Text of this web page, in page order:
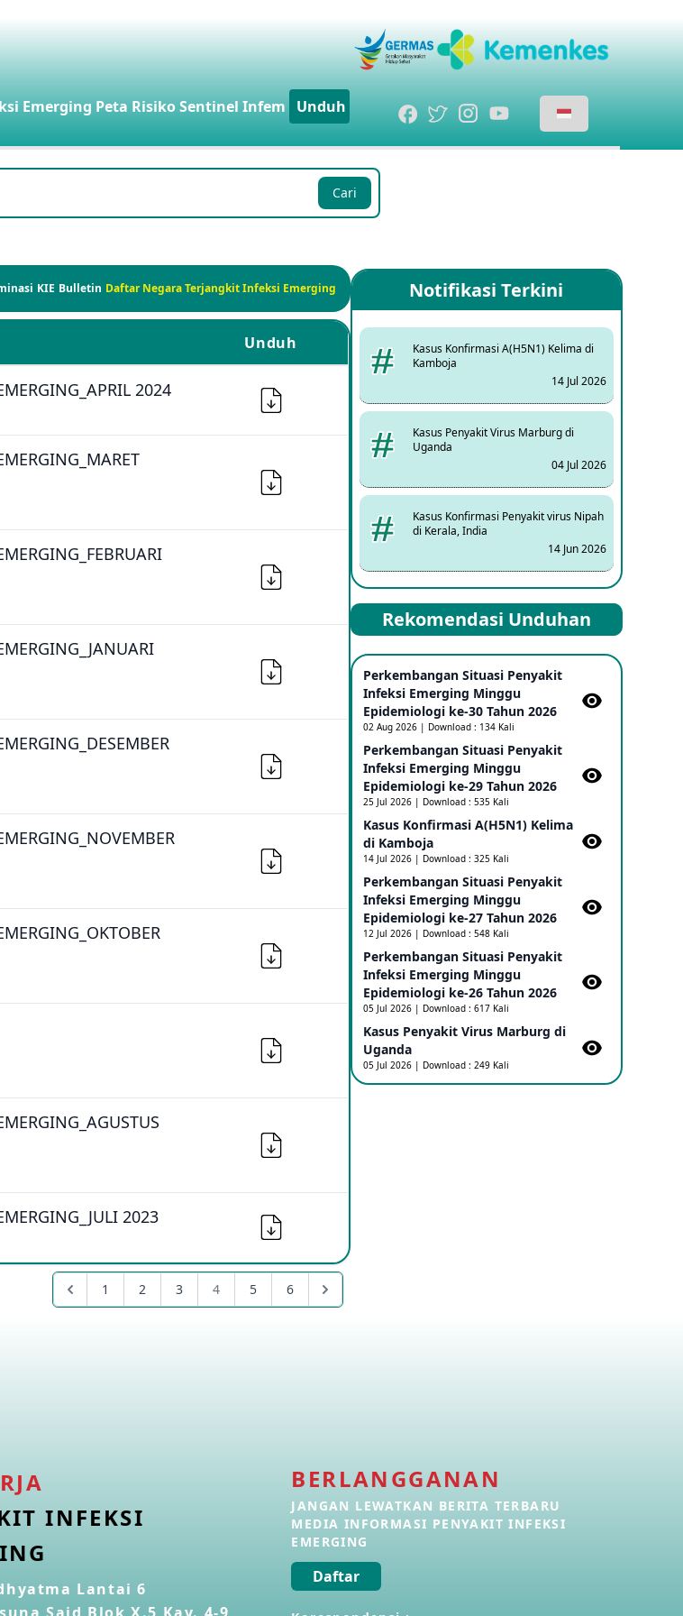
Emerging Peta RisikoSentinel Infem Unduh
Cari
KIE Bulletin Daftar Negara Terjangkit Infeksi Emerging
Unduh
2024
2023
1 2 3 4 5 6
Notifikasi Terkini
Kasus Konfirmasi A(H5N1) Kelima di
Kamboja
14 Jul 2026
Kasus Penyakit Virus Marburg di
Uganda
04 Jul 2026
Kasus Konfirmasi Penyakit virus Nipah
di Kerala, India
14 Jun 2026
Kasus Dicurigai Penyakit virus Nipah di
Kerala, India
12 Jun 2026
Mpox Clade 1b di Taiwan
25 May 2026
Update Informasi PHEIC Penyakit
Ebola
23 May 2026
Penetapan Outbreak Penyakit Ebola di
RD Kongo dan Uganda Sebagai PHEIC
17 May 2026
Outbreak Penyakti Ebola di RD Kongo
Kasus Konfirmasi A(H5NN6) di Cina
Kasus Konfirmasi Avian Influenza
A(H9N2) di Italia
26 Mar 2026
Rekomendasi Unduhan
Perkembangan Situasi Penyakit
Infeksi Emerging Minggu
Epidemiologi ke-30 Tahun 2026
02 Aug 2026 | Download : 134 Kali
Perkembangan Situasi Penyakit
Infeksi Emerging Minggu
Epidemiologi ke-29 Tahun 2026
25 Jul 2026 | Download : 535 Kali
Kasus Konfirmasi A(H5N1) Kelima
di Kamboja​
14 Jul 2026 | Download : 325 Kali
Perkembangan Situasi Penyakit
Infeksi Emerging Minggu
Epidemiologi ke-27 Tahun 2026
12 Jul 2026 | Download : 548 Kali
Perkembangan Situasi Penyakit
Infeksi Emerging Minggu
Epidemiologi ke-26 Tahun 2026
05 Jul 2026 | Download : 617 Kali
Kasus Penyakit Virus Marburg di
Uganda
05 Jul 2026 | Download : 249 Kali
INFEKSI
Lantai 6
BERLANGGANAN
JANGAN LEWATKAN BERITA TERBARU
MEDIA INFORMASI PENYAKIT INFEKSI
EMERGING
Daftar